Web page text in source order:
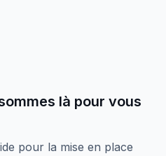
là pour vous
pour la mise en place